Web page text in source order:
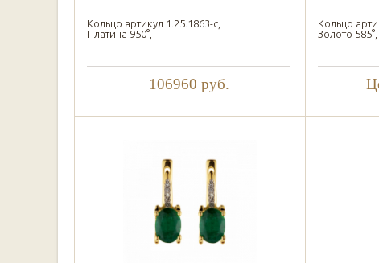
Кольцо артикул 1.25.1863-с,
Платина 950°,
106960 руб.
Кольцо
Золото 585°,